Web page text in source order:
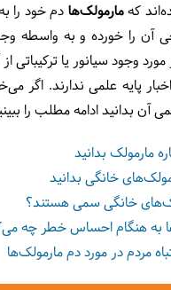
کهمارمولک‌ها دم خود را
آن را خورده و به واسطه
وجود سیانور یا ترکیباتی
پایه علمی ندارند. اگر
آن بدانید ادامه مطلب را
مارمولک بدانید
خانگی بدانید
خانگی سمی هستند؟
به هنگام احساس خطر چه
مردم در مورد دم مارمولک‌ها